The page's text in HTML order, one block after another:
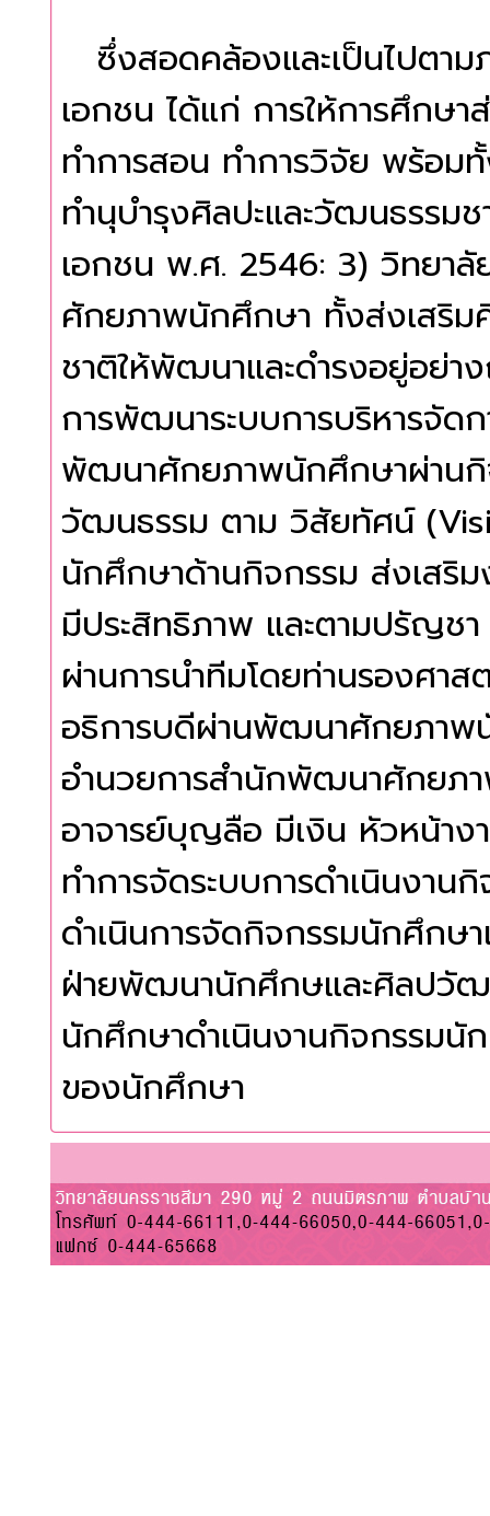
ซึ่งสอดคล้องและเป็นไปตา
เอกชน ได้แก่ การให้การศึกษ
ทำการสอน ทำการวิจัย พร้อม
ทำนุบำรุงศิลปะและวัฒนธรร
เอกชน พ.ศ. 2546: 3) วิทยา
ศักยภาพนักศึกษา ทั้งส่งเสริ
ชาติให้พัฒนาและดำรงอยู่อย่า
การพัฒนาระบบการบริหารจัด
พัฒนาศักยภาพนักศึกษาผ่านกิ
วัฒนธรรม ตาม วิสัยทัศน์
นักศึกษาด้านกิจกรรม ส่งเสริ
มีประสิทธิภาพ และตามปรัญช
ผ่านการนำทีมโดยท่านรองศา
อธิการบดีผ่านพัฒนาศักยภาพ
อำนวยการสำนักพัฒนาศักยภ
อาจารย์บุญลือ มีเงิน หัวหน้า
ทำการจัดระบบการดำเนินงา
ดำเนินการจัดกิจกรรมนักศึกษ
ฝ่ายพัฒนานักศึกษและศิลปวัฒ
นักศึกษาดำเนินงานกิจกรรมนั
ของนักศึกษา